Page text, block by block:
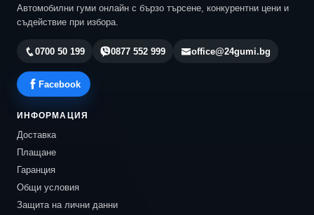
Автомобилни гуми онлайн с бързо търсене, конкурентни цени и
съдействие при избора.
0700 50 199 0877 552 999 office@24gumi.bg
Facebook
ИНФОРМАЦИЯ
Доставка
Плащане
Гаранция
Общи условия
Защита на лични данни